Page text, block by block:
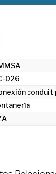
026
conduit